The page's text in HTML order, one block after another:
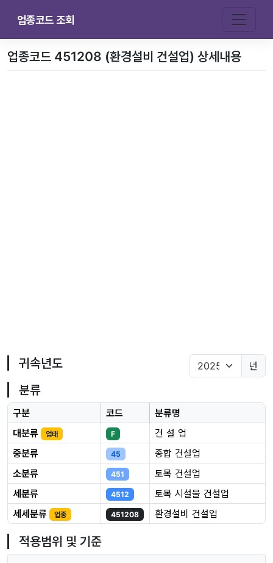
업종코드 조회
업종코드 451208 (환경설비 건설업) 상세내용
귀속년도 년
분류
구분 코드
분류명
대분류
업태 F
건 설 업
중분류
45
종합 건설업
소분류
451
토목 건설업
세분류
4512
토목 시설물 건설업
세세분류
업종 451208 환경설비 건설업
적용범위 및 기준